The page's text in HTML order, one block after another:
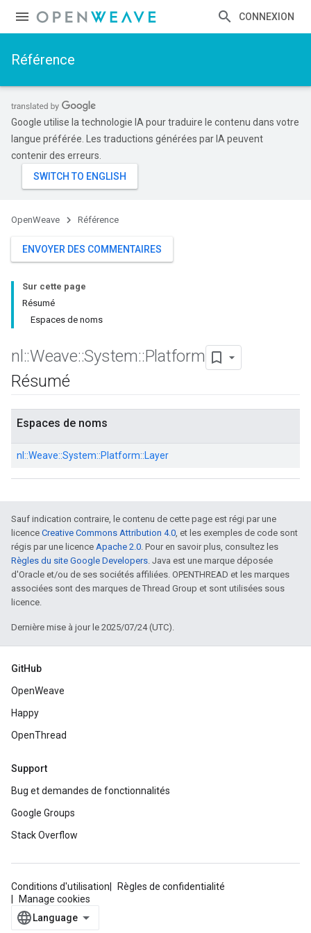
CONNEXION
Référence
Google utilise la technologie IA pour traduire le contenu dans votre
langue préférée. Les traductions générées par IA peuvent
contenir des erreurs.
OpenWeave Référence
ENVOYER DES COMMENTAIRES
Sur cette page
Résumé
Espaces de noms
nl ::Weave::System::Platform
Résumé
Espaces de noms
nl::Weave::System::Platform:: Layer
Sauf indication contraire, le contenu de cette page est régi par une
licence Creative Commons Attribution 4.0, et les exemples de code sont
régis par une licence Apache 2.0. Pour en savoir plus, consultez les
Règles du site Google Developers. Java est une marque déposée
d'Oracle et/ou de ses sociétés affiliées. OPENTHREAD et les marques
associées sont des marques de Thread Group et sont utilisées sous
licence.
Dernière mise à jour le 2025/07/24 (UTC).
GitHub
OpenWeave
Happy
OpenThread
Support
Bug et demandes de fonctionnalités
Google Groups
Stack Overflow
Conditions d'utilisation
Règles de confidentialité
Manage cookies